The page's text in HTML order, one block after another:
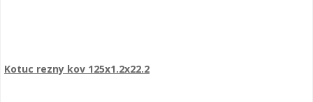
Kotuc rezny kov 125x1.2x22.2